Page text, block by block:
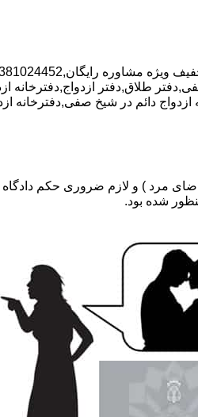
طلاق,دفتر ازدواج,دفترخانه
دائم در شیخ صفی,دفترخانه
شده بود.